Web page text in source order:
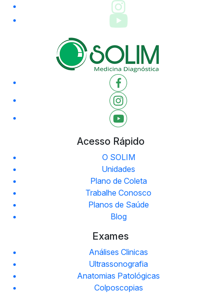
Acesso Rápido
O SOLIM
Unidades
Plano de Coleta
Trabalhe Conosco
Planos de Saúde
Blog
Exames
Análises Clinicas
Ultrassonografia
Anatomias Patológicas
Colposcopias